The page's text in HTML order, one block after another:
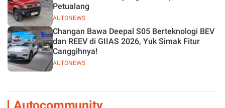
AUTONEWS
Petualang
AUTONEWS
Changan Bawa Deepal S05 Berteknologi BEV
dan REEV di GIIAS 2026, Yuk Simak Fitur
Canggihnya!